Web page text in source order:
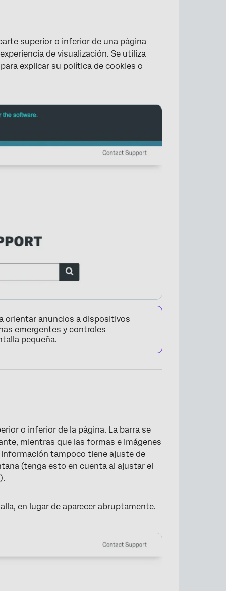
superior o inferior de una página
de visualización. Se utiliza
explicar su política de cookies o
×
orientar anuncios a dispositivos
emergentes y controles
pequeña.
o inferior de la página. La barra se
mientras que las formas e imágenes
tampoco tiene ajuste de
(tenga esto en cuenta al ajustar el
en lugar de aparecer abruptamente.